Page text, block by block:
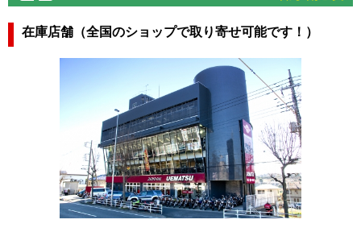
在庫店舗（全国のショップで取り寄せ可能です！）